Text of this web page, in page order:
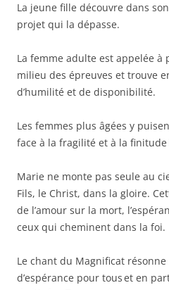
La jeune fille découvre dans
projet qui la dépasse.
La femme adulte est appelée à
milieu des épreuves et trouve
d’humilité et de disponibilité.
Les femmes plus âgées y
face à la fragilité et à la
Marie ne monte pas seule au
Fils, le Christ, dans la gloire.
de l’amour sur la mort,
ceux qui cheminent dans la foi.
Le chant du Magnificat
d’espérance pour tous et en